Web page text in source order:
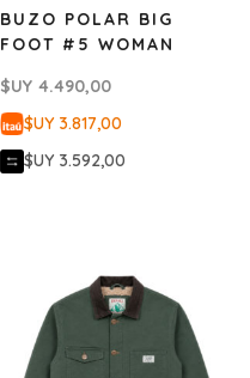
BUZO POLAR BIG
FOOT #5 WOMAN
$UY 4.490,00
$UY 3.817,00
$UY 3.592,00